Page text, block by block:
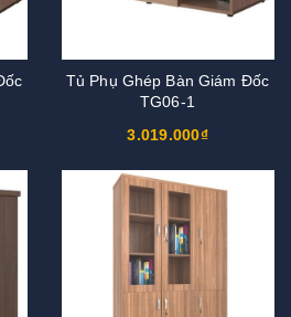
Tủ Phụ Ghép Bàn Giám Đốc
TG06-1
3.019.000₫